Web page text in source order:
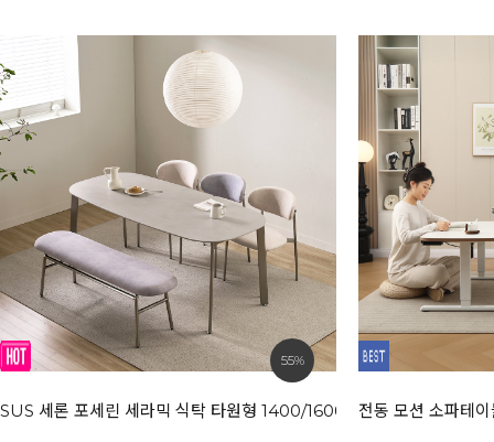
55%
SUS 세론 포세린 세라믹 식탁 타원형 1400/1600/1800L [모던화이트
전동 모션 소파테